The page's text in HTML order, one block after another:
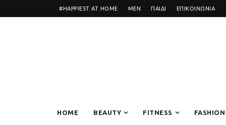
#HAPPIEST AT HOME MEN ΠΑΙΔΙ ΕΠΙΚΟΙΝΩΝΙΑ
HOME BEAUTY FITNESS FASHION